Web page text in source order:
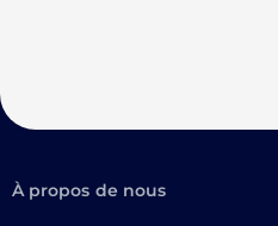
À propos de nous